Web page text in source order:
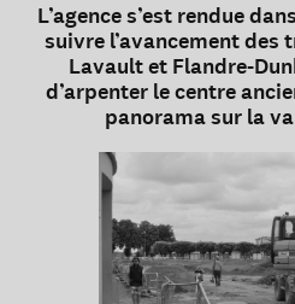
L’agence s’est rendue
suivre l’avancement des
Lavault et Flandre-
d’arpenter le centre
panorama sur la